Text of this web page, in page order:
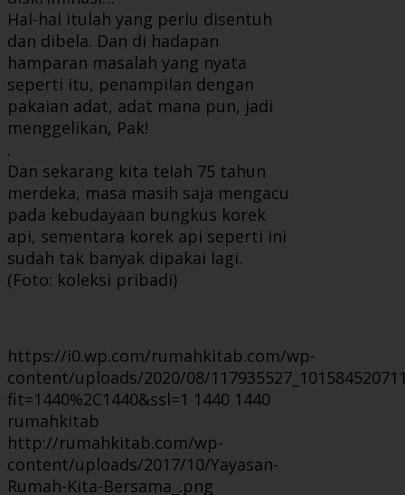
Hal-hal itulah yang perlu disentuh
dan dibela. Dan di hadapan
hamparan masalah yang nyata
seperti itu, penampilan dengan
pakaian adat, adat mana pun, jadi
menggelikan, Pak!
.
Dan sekarang kita telah 75 tahun
merdeka, masa masih saja mengacu
pada kebudayaan bungkus korek
api, sementara korek api seperti ini
sudah tak banyak dipakai lagi.
(Foto: koleksi pribadi)
https://i0.wp.com/rumahkitab.com/wp-
content/uploads/2020/08/
fit=1440%2C1440&ssl=1 1440 1440
rumahkitab
http://rumahkitab.com/wp-
content/uploads/2017/10/Yayasan-
Rumah-Kita-Bersama_.png